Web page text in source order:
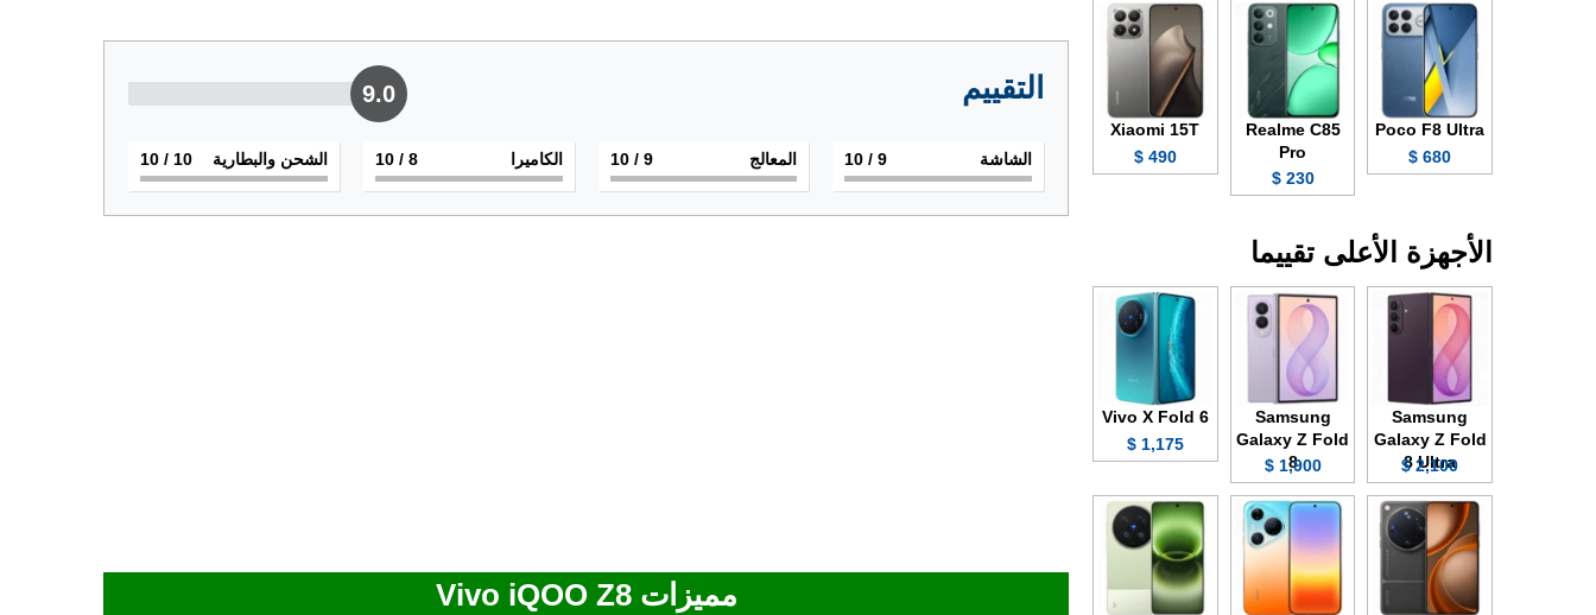
التقييم 9.0
الشاشة 9
/ 10 المعالج 9
/ 10 الكاميرا 8
/ 10 الشحن والبطارية 10
/ 10
مميزات Vivo iQOO Z8
Poco F8 Ultra
680 $
Realme C85
Pro
230 $
Xiaomi 15T
490 $
الأجهزة الأعلى تقييما
Samsung
Galaxy Z Fold
8 Ultra
2,100 $
Samsung
Galaxy Z Fold
8
1,900 $
Vivo X Fold 6
1,175 $